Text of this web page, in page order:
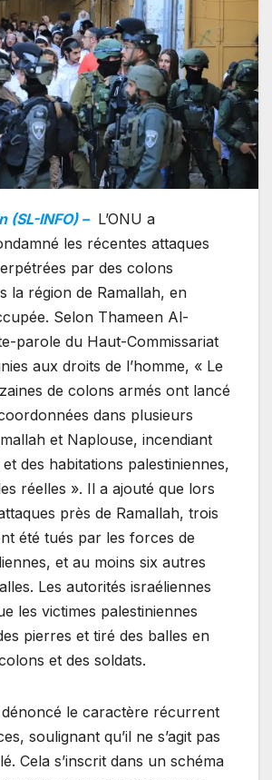
(SL-INFO) – L’ONU a
les récentes attaques
par des colons
la région de Ramallah, en
Selon Thameen Al-
parole du Haut-Commissariat
aux droits de l’homme, « Le
de colons armés ont lancé
dans plusieurs
et Naplouse, incendiant
des habitations palestiniennes,
réelles ». Il a ajouté que lors
près de Ramallah, trois
été tués par les forces de
et au moins six autres
Les autorités israéliennes
les victimes palestiniennes
pierres et tiré des balles en
et des soldats.
le caractère récurrent
soulignant qu’il ne s’agit pas
Cela s’inscrit dans un schéma